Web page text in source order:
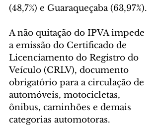
(48,7%) e Guaraqueçaba (63,97%).
A não quitação do IPVA impede
a emissão do Certificado de
Licenciamento do Registro do
Veículo (CRLV), documento
obrigatório para a circulação de
automóveis, motocicletas,
ônibus, caminhões e demais
categorias automotoras.